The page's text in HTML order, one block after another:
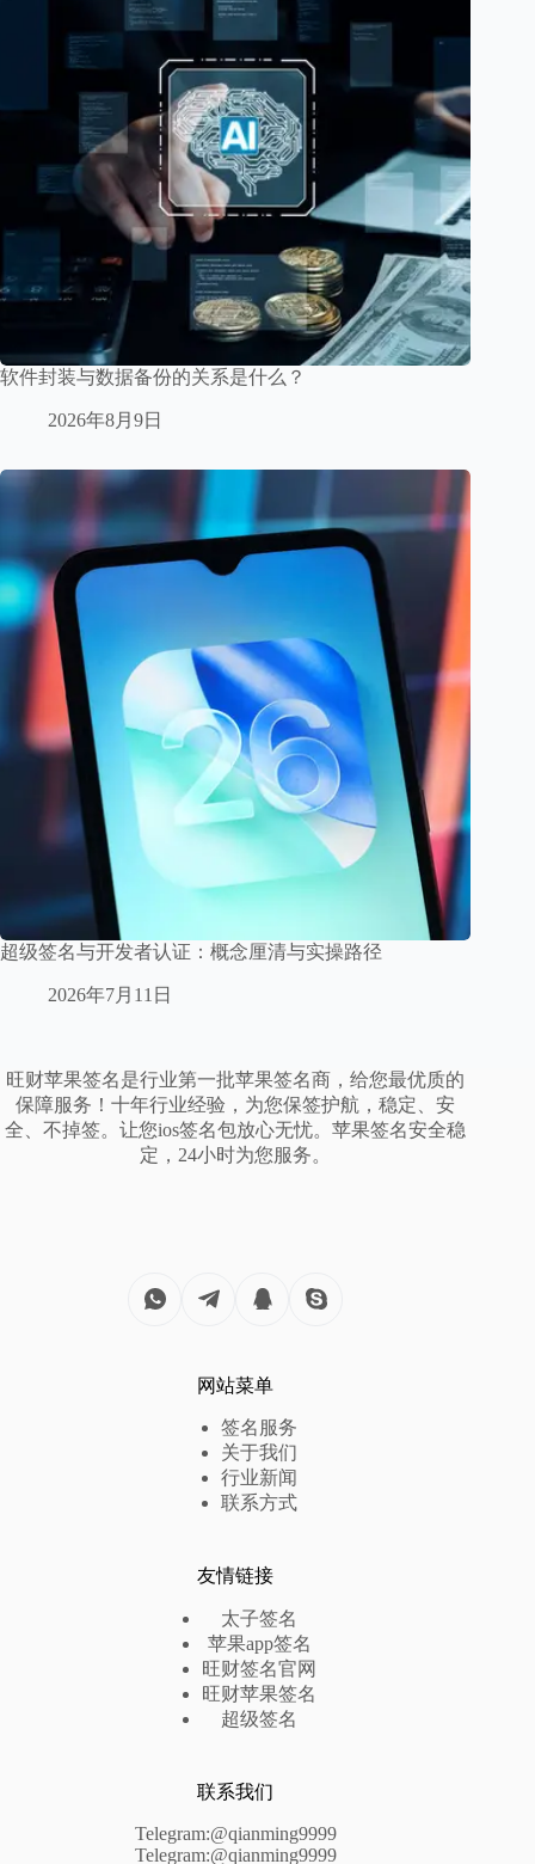
软件封装与数据备份的关系是什么？
2026年8月9日
超级签名与开发者认证：概念厘清与实操路径
2026年7月11日
旺财苹果签名是行业第一批苹果签名商，给您最优质的
保障服务！十年行业经验，为您保签护航，稳定、安
全、不掉签。让您ios签名包放心无忧。苹果签名安全稳
定，24小时为您服务。
网站菜单
签名服务
关于我们
行业新闻
联系方式
友情链接
太子签名
苹果app签名
旺财签名官网
旺财苹果签名
超级签名
联系我们
Telegram:@qianming9999
Telegram:@qianming9999